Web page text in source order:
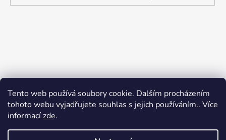
Tento web používá soubory cookie. Dalším procházením
tohoto webu vyjadřujete souhlas s jejich používáním.. Více
informacízde.